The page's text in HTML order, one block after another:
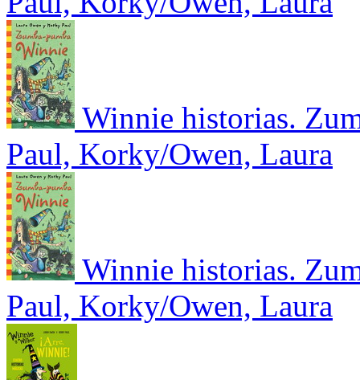
Winnie historias.
Paul, Korky/Owen, Laura
Winnie historias.
Paul, Korky/Owen, Laura